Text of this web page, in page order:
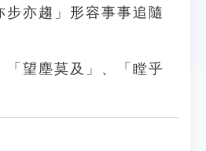
步亦趨」形容事事追隨
望塵莫及」、「瞠乎